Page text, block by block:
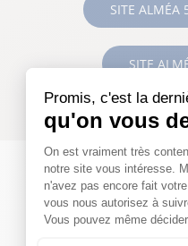
Promis, c'est la
qu'on vous
Plateforme
On est vraiment très
notre site vous intéresse.
n'avez pas encore fait
vous nous autorisez à
Vous pouvez même
SITE ALMÉA
SITE